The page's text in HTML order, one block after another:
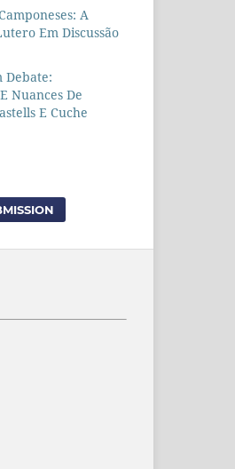
A
Em Discussão
Debate:
Nuances De
E Cuche